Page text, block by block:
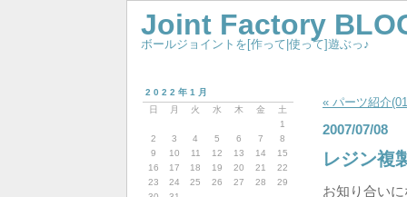
Joint Factory
ボールジョイントを[作って|使って]遊ぶっ♪
2022年1月
日
月 火 水 木 金
土
1
2
3 4 5 6 7
8
9
10 11 12 13 14
15
16
17 18 19 20 21
22
23
24 25 26 27 28
29
« パーツ紹介
2007/07/08
レジン複
お知り合い